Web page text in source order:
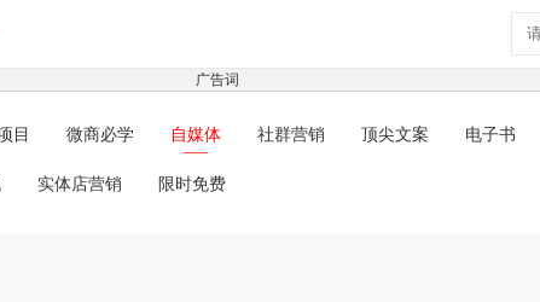
广告词
目 微商必学 自媒体 社群营销 顶尖文案 电子书
实体店营销 限时免费